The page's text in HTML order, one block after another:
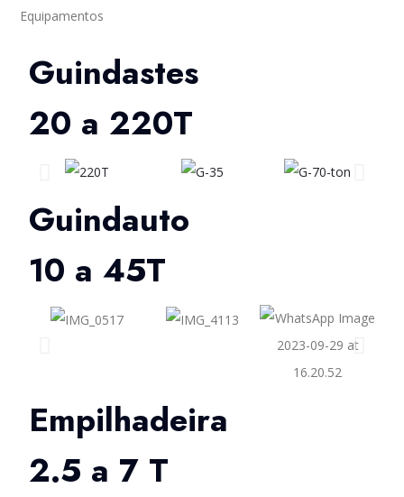
Equipamentos
Guindastes
20 a 220T
Guindauto
10 a 45T
Empilhadeira
2.5 a 7 T